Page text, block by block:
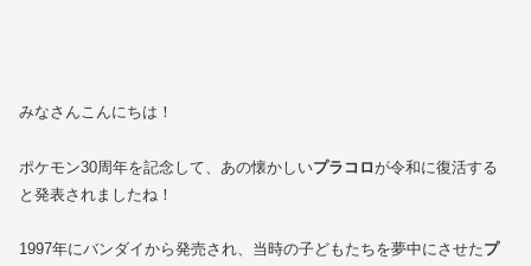
みなさんこんにちは！
ポケモン30周年を記念して、あの懐かしいプラコロが令和に復活する
と発表されましたね！
1997年にバンダイから発売され、当時の子どもたちを夢中にさせたプ